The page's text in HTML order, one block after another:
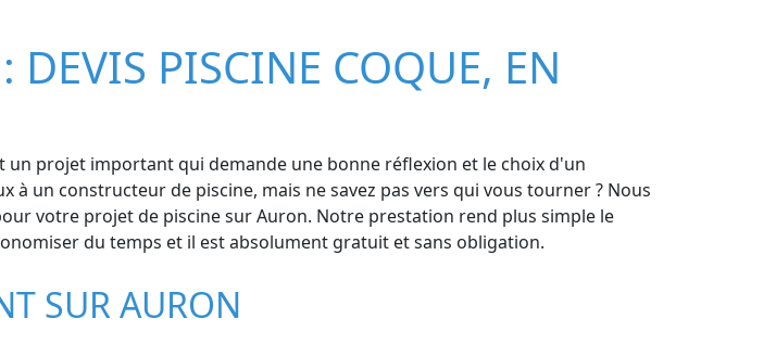
PISCINE COQUE, EN
un projet important qui demande une bonne réflexion et le choix d'un
un constructeur de piscine, mais ne savez pas vers qui vous tourner ? Nous
votre projet de piscine sur Auron. Notre prestation rend plus simple le
du temps et il est absolument gratuit et sans obligation.
SUR AURON